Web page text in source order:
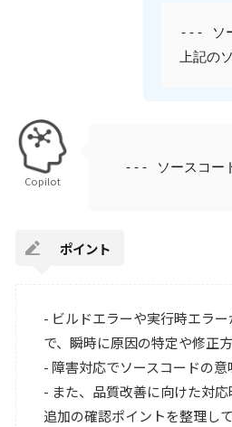
--- ソ
上記の
Copilot
--- ソースコー
ポイント
- ビルドエラーや実行時エラー
で、瞬時に原因の特定や修正
- 障害対応でソースコードの
- また、品質改善に向けた対
追加の確認ポイントを整理して